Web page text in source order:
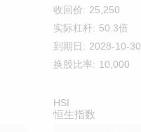
收回价: 25,250
实际杠杆: 50.3倍
到期日: 2028-10-30
换股比率: 10,000
HSI
恒生指数